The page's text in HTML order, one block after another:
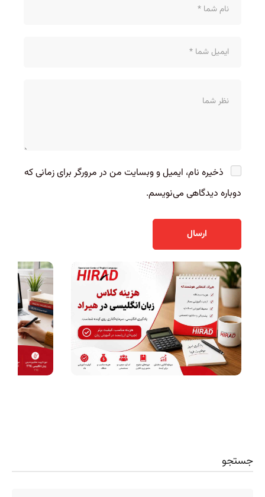
ذخیره نام، ایمیل و وبسایت من در مرورگر برای زمانی که
دوباره دیدگاهی می‌نویسم.
جستجو